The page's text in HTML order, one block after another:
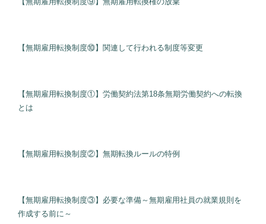
【無期雇用転換制度⑩】関連して行われる制度等変更
【無期雇用転換制度①】労働契約法第18条無期労働契約への転換
とは
【無期雇用転換制度②】無期転換ルールの特例
【無期雇用転換制度③】必要な準備～無期雇用社員の就業規則を
作成する前に～